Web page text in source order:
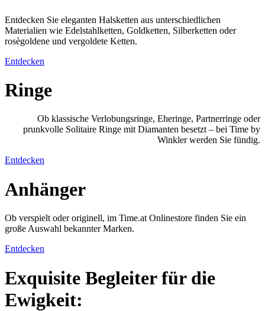
Entdecken Sie eleganten Halsketten aus unterschiedlichen
Materialien wie Edelstahlketten, Goldketten, Silberketten oder
rosègoldene und vergoldete Ketten.
Entdecken
Ringe
Ob klassische Verlobungsringe, Eheringe, Partnerringe oder
prunkvolle Solitaire Ringe mit Diamanten besetzt – bei Time by
Winkler werden Sie fündig.
Entdecken
Anhänger
Ob verspielt oder originell, im Time.at Onlinestore finden Sie ein
große Auswahl bekannter Marken.
Entdecken
Exquisite Begleiter für die
Ewigkeit: